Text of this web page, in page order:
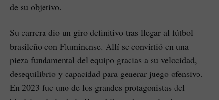
de su objetivo.
Su carrera dio un giro definitivo tras llegar al fútbol
brasileño con Fluminense. Allí se convirtió en una
pieza fundamental del equipo gracias a su velocidad,
desequilibrio y capacidad para generar juego ofensivo.
En 2023 fue uno de los grandes protagonistas del